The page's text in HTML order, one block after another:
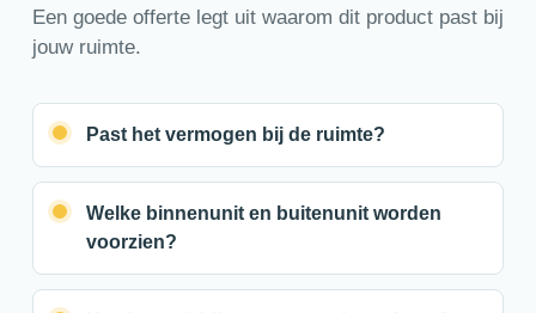
Een goede offerte legt uit waarom dit product past bij
jouw ruimte.
Past het vermogen bij de ruimte?
Welke binnenunit en buitenunit worden
voorzien?